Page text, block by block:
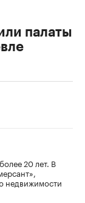
палаты
20 лет. В
недвижимости